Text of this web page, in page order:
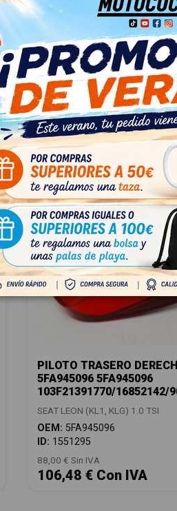
JUEGO ALFOMBRILLAS
5FB061675B 5FB061675B
SEAT LEON (KL1, KLG) 1.0 TSI
OEM: 5FB061675B
ID:1551234
48,00 € Sin IVA
58,08 € Con IVA
PILOTO TRASERO
5FA945096 5FA945096
103F21391770/16852142/
SEAT LEON (KL1, KLG) 1.0 TSI
OEM: 5FA945096
ID: 1551295
88,00 € Sin IVA
106,48 € Con IVA